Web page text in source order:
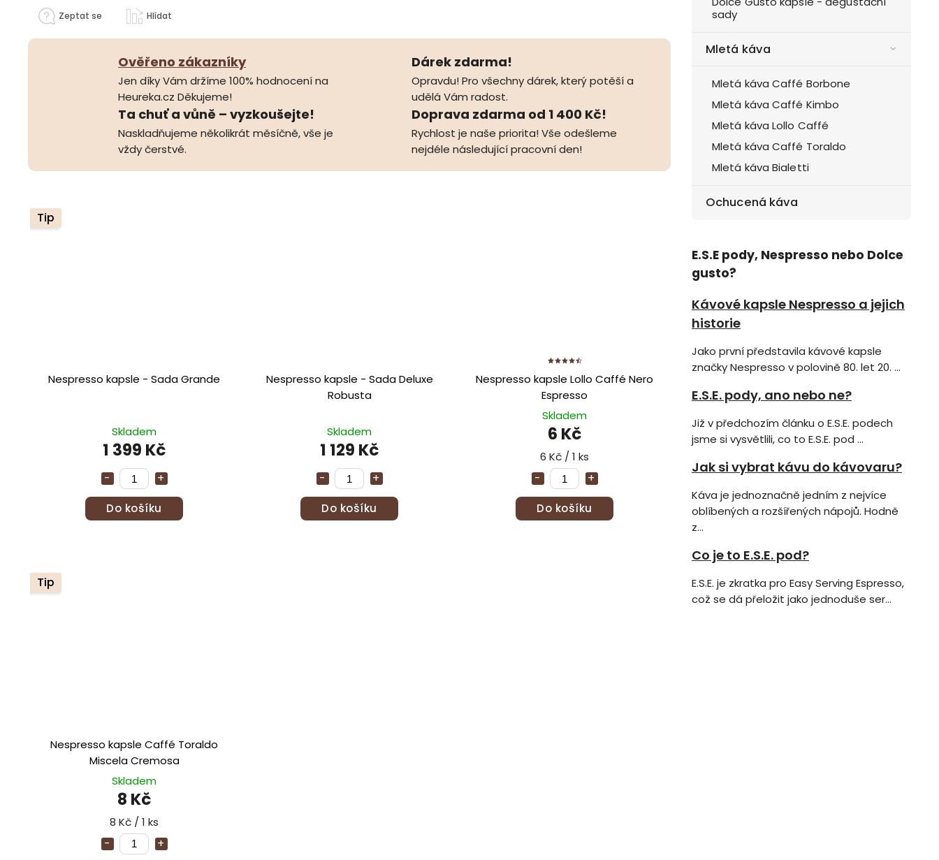
sady
Mletá káva
Mletá káva Caffé Borbone
Mletá káva Caffé Kimbo
Mletá káva Lollo Caffé
Mletá káva Caffé Toraldo
Mletá káva Bialetti
Ochucená káva
E.S.E pody, Nespresso nebo Dolce
gusto?
Kávové kapsle Nespresso a jejich
historie
Jako první představila kávové kapsle
značky Nespresso v polovině 80. let 20. ...
E.S.E. pody, ano nebo ne?
Již v předchozím článku o E.S.E. podech
jsme si vysvětlili, co to E.S.E. pod ...
Jak si vybrat kávu do kávovaru?
Káva je jednoznačně jedním z nejvíce
oblíbených a rozšířených nápojů. Hodně
z...
Co je to E.S.E. pod?
E.S.E. je zkratka pro Easy Serving Espresso,
což se dá přeložit jako jednoduše ser...
Zeptat se Hlídat
Ověřeno zákazníky
Jen díky Vám držíme 100% hodnocení na
Heureka.cz Děkujeme!
Dárek zdarma!
Opravdu! Pro všechny dárek, který potěší a
udělá Vám radost.
Ta chuť a vůně – vyzkoušejte!
Naskladňujeme několikrát měsíčně, vše je
vždy čerstvé.
Doprava zdarma od 1 400 Kč!
Rychlost je naše priorita! Vše odešleme
nejdéle následující pracovní den!
Tip
Nespresso kapsle - Sada Grande
Skladem
1 399 Kč
Do košíku
Nespresso kapsle - Sada Deluxe
Robusta
Skladem
1 129 Kč
Do košíku
Nespresso kapsle Lollo Caffé Nero
Espresso
Skladem
6 Kč
6 Kč / 1 ks
Do košíku
Tip
Nespresso kapsle Caffé Toraldo
Miscela Cremosa
Skladem
8 Kč
8 Kč / 1 ks